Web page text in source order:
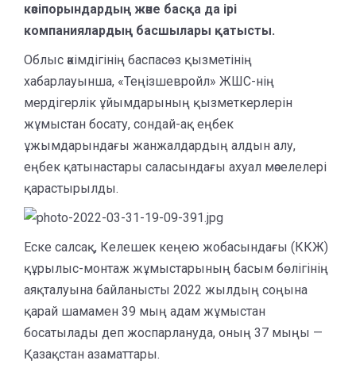
кәсіпорындардың және басқа да ірі
компаниялардың басшылары қатысты.
Облыс әкімдігінің баспасөз қызметінің
хабарлауынша, «Теңізшевройл» ЖШС-нің
мердігерлік ұйымдарының қызметкерлерін
жұмыстан босату, сондай-ақ еңбек
ұжымдарындағы жанжалдардың алдын алу,
еңбек қатынастары саласындағы ахуал мәселелері
қарастырылды.
Еске салсақ, Келешек кеңею жобасындағы (ККЖ)
құрылыс-монтаж жұмыстарының басым бөлігінің
аяқталуына байланысты 2022 жылдың соңына
қарай шамамен 39 мың адам жұмыстан
босатылады деп жоспарлануда, оның 37 мыңы —
Қазақстан азаматтары.